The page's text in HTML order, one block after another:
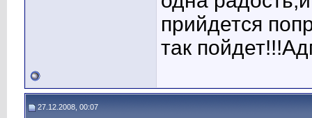
прийдется
так
27.12.2008, 00:07